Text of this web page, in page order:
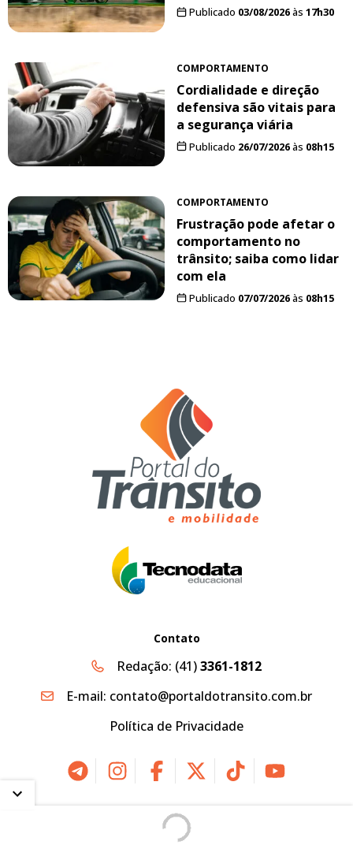
Publicado 03/08/2026às 17h30
COMPORTAMENTO
Cordialidade e direção
defensiva são vitais para
a segurança viária
Publicado 26/07/2026às 08h15
COMPORTAMENTO
Frustração pode afetar o
comportamento no
trânsito; saiba como lidar
com ela
Publicado 07/07/2026às 08h15
Contato
Redação: (41)3361-1812
E-mail: contato@portaldotransito.com.br
Política de Privacidade
2026 © Portal do Trânsito, Mobilidade & Sustentabilidade |
Desenvolvido por